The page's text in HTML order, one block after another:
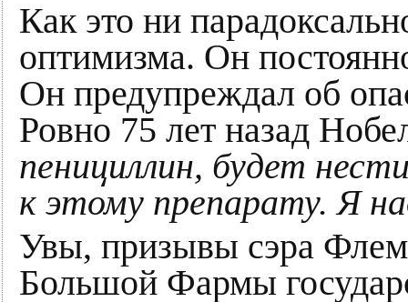
Как это ни
оптимизма. Он
Он предупреждал об
Ровно 75 лет назад
пенициллин, будет
к этому препарату. Я
Увы, призывы сэра
Большой Фармы